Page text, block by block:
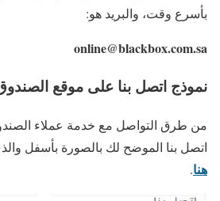
بأسرع وقت، والبريد هو:
online@blackbox.com.sa
نموذج اتصل بنا على موقع
من طرق التواصل مع خدمة عملاء
اتصل بنا الموضح لك بالصورة بأسفل
هنا.